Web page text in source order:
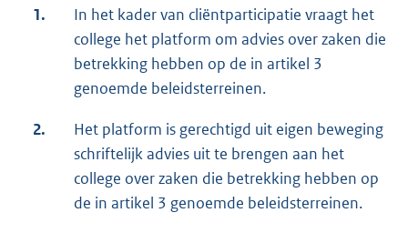
1.
In het kader van cliëntparticipatie vraagt het
college het platform om advies over zaken die
betrekking hebben op de in artikel 3
genoemde beleidsterreinen.
2.
Het platform is gerechtigd uit eigen beweging
schriftelijk advies uit te brengen aan het
college over zaken die betrekking hebben op
de in artikel 3 genoemde beleidsterreinen.